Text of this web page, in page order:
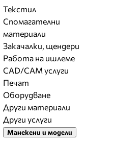
Текстил
Спомагателни
материали
Закачалки, щендери
Работа на ишлеме
CAD/CAM услуги
Печат
Оборудване
Други материали
Други услуги
Манекени и модели